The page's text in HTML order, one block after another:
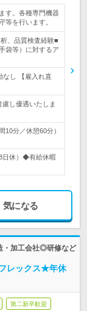
す。各種専門機器
等を行います。
、品質検査経験■
袋等）に対するア
なし 【雇入れ直
し優遇いたしま
10分／休憩60分）
日休）◆有給休暇
気になる
・加工会社◎研修など
レックス★年休
第二新卒歓迎